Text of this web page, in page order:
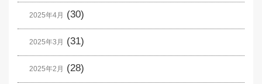
2025年4月 (30)
2025年3月 (31)
2025年2月 (28)